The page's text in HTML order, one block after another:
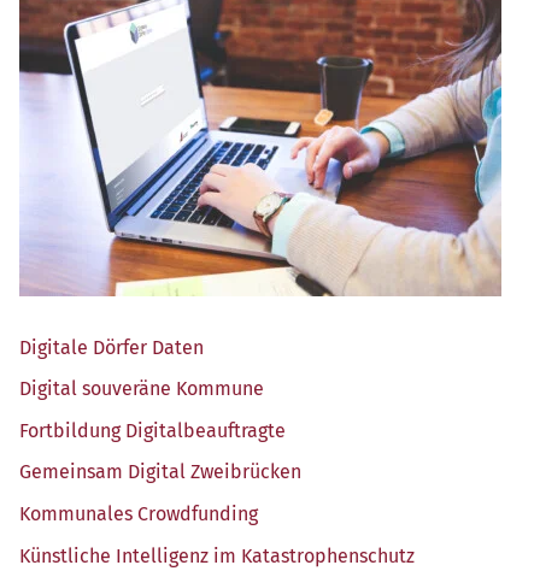
Digi­ta­le Dör­fer Daten
Digi­tal sou­ve­rä­ne Kommune
Fort­bil­dung Digitalbeauftragte
Gemein­sam Digi­tal Zweibrücken
Kom­mu­na­les Crowdfunding
Künst­li­che Intel­li­genz im Katastrophenschutz